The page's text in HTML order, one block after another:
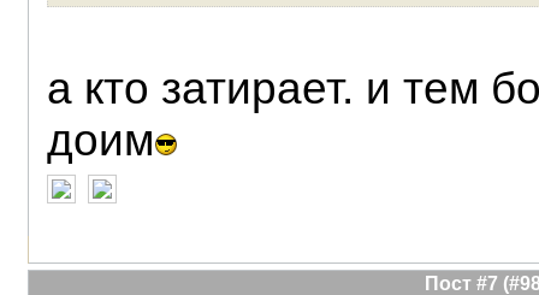
а кто затирает. и тем
доим
Пост #7